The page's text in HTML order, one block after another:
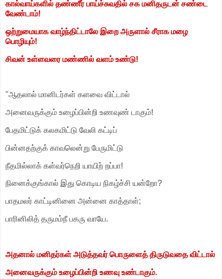
கால்வாய்களில் தண்ணீர் பாய்ச்சுவதில் சக மனிதருடன் சண்டை
வேண்டாம்!
ஒற்றுமையாக வாழ்ந்திட்டாலே இறை அருளால் சீராக மழை
பொழியும்!
சிவன் உள்ளவரை மண்ணில் வளம் உண்டு!
''ஆதலால் மானிடர்கள் களவை விட்டால்
அனைவருக்கும் உழைப்பின்றி உணவுண் டாகும்!
பேதமிட்டுக் கலகமிட்டு வேலி கட்டிப்
பின்னதற்குக் காவலென்று பேருமிட்டு
நீதமில்லாக் கள்வர்நெறி யாயிற் றப்பா!
நினைக்குங்கால் இது கொடிய நிகழ்ச்சி யன்றோ?
பாதமலர் காட்டினினை அன்னை காத்தாள்;
பாரினிலித் தருமம்நீ பகரு வாயே.
அதனால் மனிதர்கள் அடுத்தவர் பொருளைத் திருடுவதை விட்டால்
அனைவருக்கும் உழைப்பின்றி உணவு உண்டாகும்.